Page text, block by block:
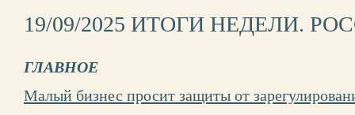
19/09/2025 ИТОГИ НЕДЕЛИ.
ГЛАВНОЕ
Малый бизнес просит защиты от